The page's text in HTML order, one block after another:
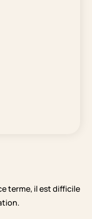
terme, il est difficile